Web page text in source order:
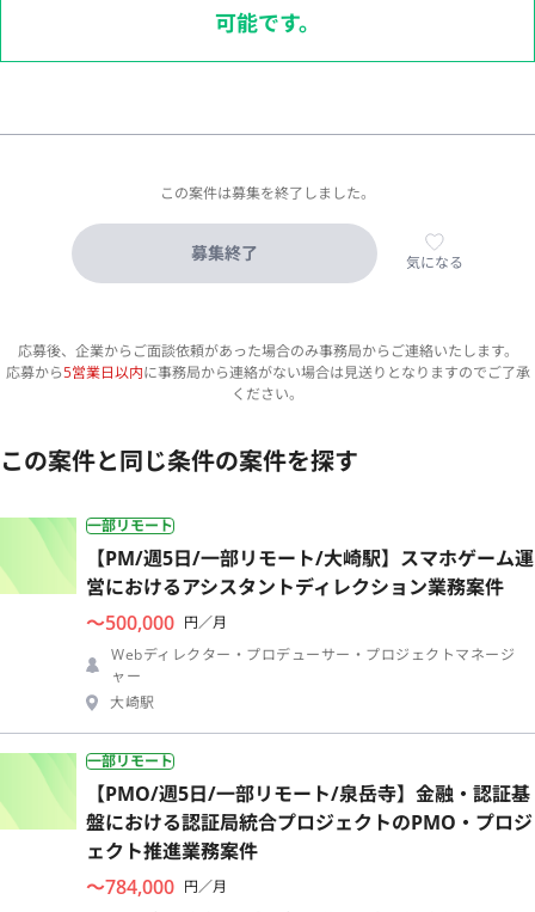
可能です。
この案件は募集を終了しました。
募集終了 気になる
応募後、企業からご面談依頼があった場合のみ事務局からご連絡いたします。
応募から5営業日以内に事務局から連絡がない場合は見送りとなりますのでご了承
ください。
この案件と同じ条件の案件を探す
一部リモート
【PM/週5日/一部リモート/大崎駅】スマホゲーム運
営におけるアシスタントディレクション業務案件
〜500,000 円／月
Webディレクター・プロデューサー・プロジェクトマネージ
ャー
大崎駅
一部リモート
【PMO/週5日/一部リモート/泉岳寺】金融・認証基
盤における認証局統合プロジェクトのPMO・プロジ
ェクト推進業務案件
〜784,000 円／月